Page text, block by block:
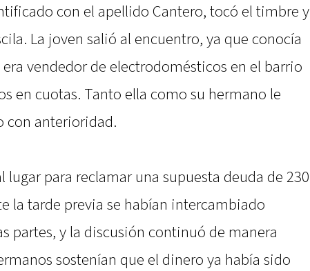
con el apellido Cantero, tocó el timbre y
La joven salió al encuentro, ya que conocía
vendedor de electrodomésticos en el barrio
en cuotas. Tanto ella como su hermano le
con anterioridad.
lugar para reclamar una supuesta deuda de 230
la tarde previa se habían intercambiado
partes, y la discusión continuó de manera
sostenían que el dinero ya había sido